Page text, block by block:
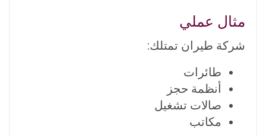
مثال عملي
شركة طيران تمتلك:
طائرات
أنظمة حجز
صالات تشغيل
مكاتب